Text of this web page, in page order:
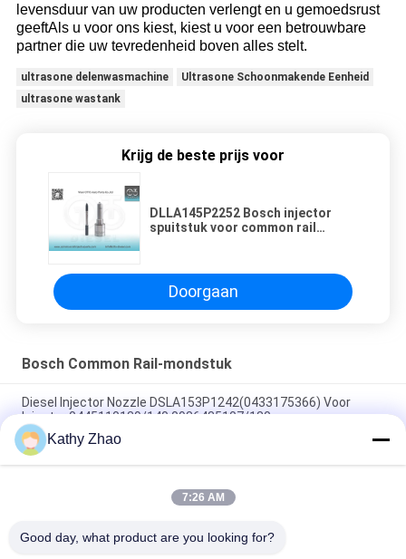
levensduur van uw producten verlengt en u gemoedsrust
geeftAls u voor ons kiest, kiest u voor een betrouwbare
partner die uw tevredenheid boven alles stelt.
ultrasone delenwasmachine
Ultrasone Schoonmakende Eenheid
ultrasone wastank
Krijg de beste prijs voor
DLLA145P2252 Bosch injector
spuitstuk voor common rail
Doorgaan
Bosch Common Rail-mondstuk
Diesel Injector Nozzle DSLA153P1242(0433175366) Voor
Injector 0445110139/140,0986435107/180
DLLA141P2146 Common Rail Injector Nozzle Voor Injectoren
0445120134
DSLA150P1438 Common Rail Nozzle 0433175425 voor
Kathy Zhao
7:26 AM
Good day, what product are you looking for?